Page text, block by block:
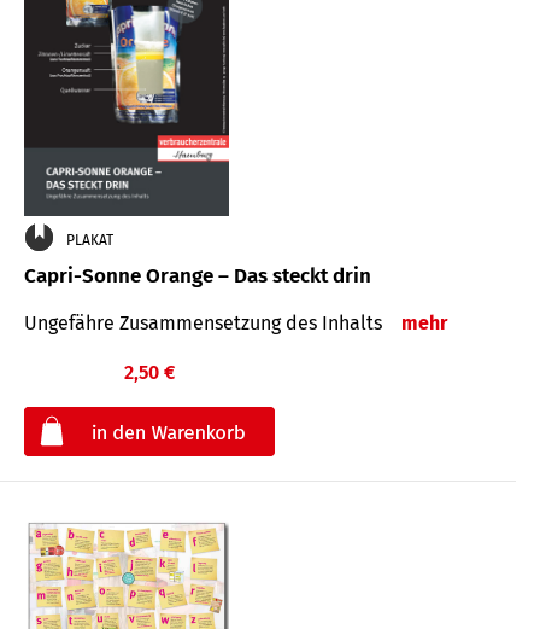
PLAKAT
Capri-Sonne Orange – Das steckt drin
Ungefähre Zu­sammen­setzung des Inhalts mehr
2,50 €